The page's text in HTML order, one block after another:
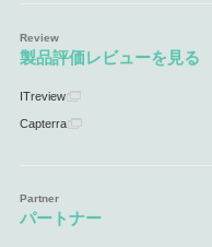
製品評価レビューを見る
ITreview
Capterra
パートナー